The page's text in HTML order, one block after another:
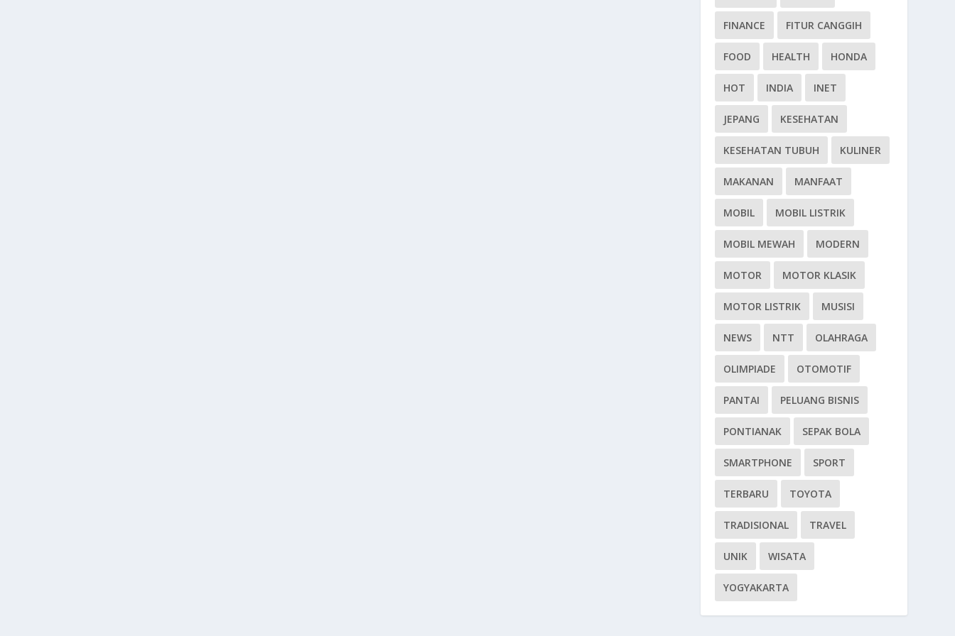
FINANCE FITUR CANGGIH
FOOD HEALTH HONDA
HOT INDIA INET
JEPANG KESEHATAN
KESEHATAN TUBUH KULINER
MAKANAN MANFAAT
MOBIL MOBIL LISTRIK
MOBIL MEWAH MODERN
MOTOR MOTOR KLASIK
MOTOR LISTRIK MUSISI
NEWS NTT OLAHRAGA
OLIMPIADE OTOMOTIF
PANTAI PELUANG BISNIS
PONTIANAK SEPAK BOLA
SMARTPHONE SPORT
TERBARU TOYOTA
TRADISIONAL TRAVEL
UNIK WISATA
YOGYAKARTA